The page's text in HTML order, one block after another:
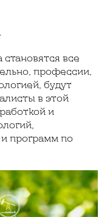
все
профессии,
будут
в этой
и
программ по